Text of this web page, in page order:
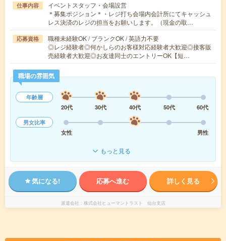
仕事内容
イベントスタッフ・会場設営
＊募集ポジション＊・レジ打ち会場内会計所にてキャッシュ
レス決済のレジの担当をお願いします。（現金の取…
応募資格
職種未経験OK / ブランクOK / 英語力不要
◎レジ経験者◎何かしらのお客様対応経験者大歓迎◎接客販
売経験者大歓迎◎お友達同士のエントリーOK【短…
職場の雰囲気
年齢層
20代
30代 40代 50代
60代
男女比率
女性
男性
もっと見る
気になる! 応募へ進む 詳しく見る
派遣会社 株式会社ヒューマントラスト 仙台支店